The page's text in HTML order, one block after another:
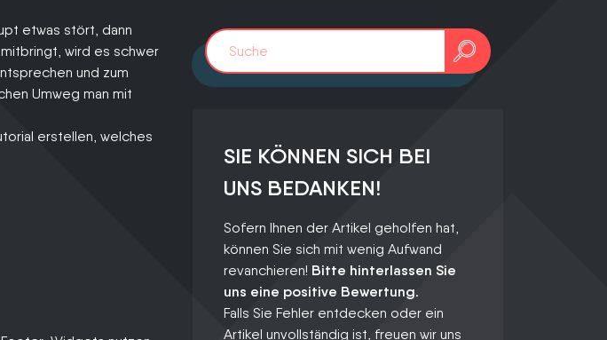
0241 91999963
info@adfreak.de
Termin vereinbaren
etwas stört, dann
wird es schwer
und zum
Umweg man mit
erstellen, welches
SIE KÖNNEN SICH BEI
UNS BEDANKEN!
Sofern Ihnen der Artikel geholfen hat,
können Sie sich mit wenig Aufwand
revanchieren! Bitte hinterlassen Sie
uns eine positive Bewertung.
Falls Sie Fehler entdecken oder ein
Artikel unvollständig ist, freuen wir uns